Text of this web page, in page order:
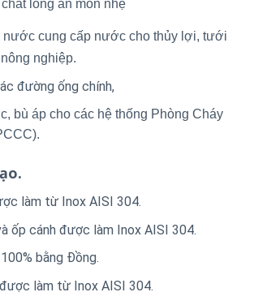
lỏng ăn mòn nhẹ
nước cung cấp nước cho thủy lợi, tưới
nghiệp.
đường ống chính,
bù áp cho các hệ thống Phòng Cháy
làm từ Inox AISI 304.
ốp cánh được làm Inox AISI 304.
bằng Đồng.
làm từ Inox AISI 304.